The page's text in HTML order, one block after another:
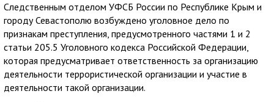
Следственным отделом УФСБ России по Республике Крым и
городу Севастополю возбуждено уголовное дело по
признакам преступления, предусмотренного частями 1 и 2
статьи 205.5 Уголовного кодекса Российской Федерации,
которая предусматривает ответственность за организацию
деятельности террористической организации и участие в
деятельности такой организации.